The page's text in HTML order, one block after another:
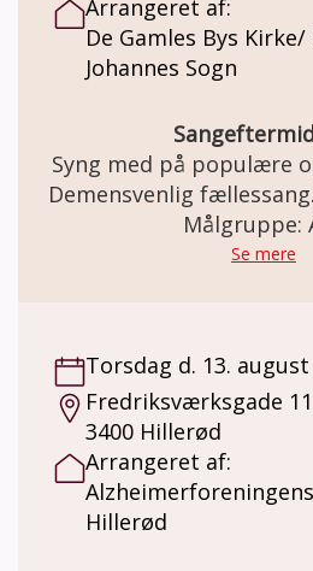
Arrangeret af:
De Gamles Bys
Johannes Sogn
Syng med på populære
Demensvenlig
inden vi synger (om
sorger, naturen, og
Målgruppe:
Se mere
Torsdag d. 13. august
Fredriksværksgade
3400 Hillerød
Arrangeret af:
Hillerød